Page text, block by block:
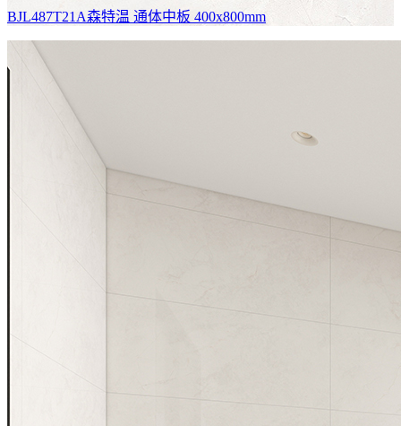
BJL487T21A森特温 通体中板 400x800mm